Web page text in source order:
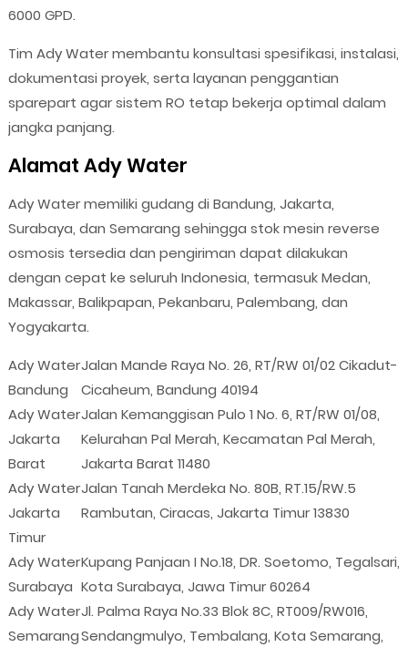
6000 GPD.
Tim Ady Water membantu konsultasi spesifikasi, instalasi,
dokumentasi proyek, serta layanan penggantian
sparepart agar sistem RO tetap bekerja optimal dalam
jangka panjang.
Alamat Ady Water
Ady Water memiliki gudang di Bandung, Jakarta,
Surabaya, dan Semarang sehingga stok mesin reverse
osmosis tersedia dan pengiriman dapat dilakukan
dengan cepat ke seluruh Indonesia, termasuk Medan,
Makassar, Balikpapan, Pekanbaru, Palembang, dan
Yogyakarta.
Ady Water
Bandung
Jalan Mande Raya No. 26, RT/RW 01/02 Cikadut-
Cicaheum, Bandung 40194
Ady Water
Jakarta
Barat
Jalan Kemanggisan Pulo 1 No. 6, RT/RW 01/08,
Kelurahan Pal Merah, Kecamatan Pal Merah,
Jakarta Barat 11480
Ady Water
Jakarta
Timur
Jalan Tanah Merdeka No. 80B, RT.15/RW.5
Rambutan, Ciracas, Jakarta Timur 13830
Ady Water
Surabaya
Kupang Panjaan I No.18, DR. Soetomo, Tegalsari,
Kota Surabaya, Jawa Timur 60264
Ady Water
Semarang
Jl. Palma Raya No.33 Blok 8C, RT009/RW016,
Sendangmulyo, Tembalang, Kota Semarang,